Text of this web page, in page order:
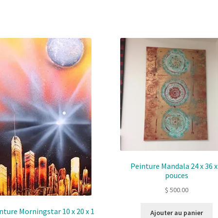
Morningstar 10 x 20 x 1
Peinture Mandala 24 x 36
pouces
$ 500.00
Ajouter au panier